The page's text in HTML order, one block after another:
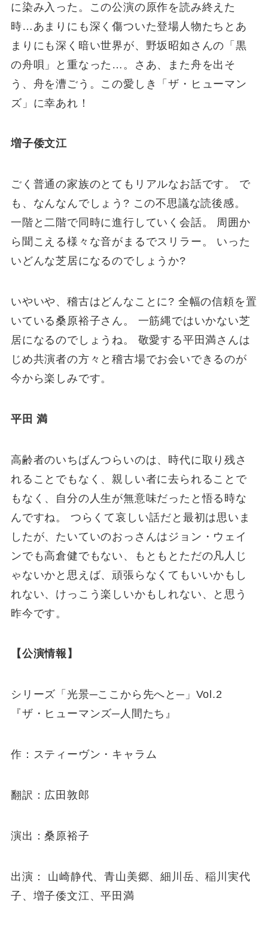
に染み入った。この公演の原作を読み終えた
時…あまりにも深く傷ついた登場人物たちとあ
まりにも深く暗い世界が、野坂昭如さんの「黒
の舟唄」と重なった…。さあ、また舟を出そ
う、舟を漕ごう。この愛しき「ザ・ヒューマン
ズ」に幸あれ！
増子倭文江
ごく普通の家族のとてもリアルなお話です。 で
も、なんなんでしょう? この不思議な読後感。
一階と二階で同時に進行していく会話。 周囲か
ら聞こえる様々な音がまるでスリラー。 いった
いどんな芝居になるのでしょうか?
いやいや、稽古はどんなことに? 全幅の信頼を置
いている桑原裕子さん。 一筋縄ではいかない芝
居になるのでしょうね。 敬愛する平田満さんは
じめ共演者の方々と稽古場でお会いできるのが
今から楽しみです。
平田 満
高齢者のいちばんつらいのは、時代に取り残さ
れることでもなく、親しい者に去られることで
もなく、自分の人生が無意味だったと悟る時な
んですね。 つらくて哀しい話だと最初は思いま
したが、たいていのおっさんはジョン・ウェイ
ンでも高倉健でもない、もともとただの凡人じ
ゃないかと思えば、頑張らなくてもいいかもし
れない、けっこう楽しいかもしれない、と思う
昨今です。
【公演情報】
シリーズ「光景─ここから先へと─」Vol.2
『ザ・ヒューマンズ─人間たち』
作：スティーヴン・キャラム
翻訳：広田敦郎
演出：桑原裕子
出演： 山崎静代、青山美郷、細川岳、稲川実代
子、増子倭文江、平田満